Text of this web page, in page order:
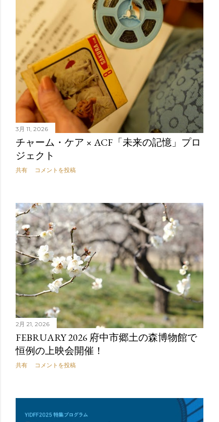
3月 11, 2026
チャーム・ケア × ACF「未来の記憶」プロ
ジェクト
共有 コメントを投稿
2月 21, 2026
FEBRUARY 2026 府中市郷土の森博物館で
恒例の上映会開催！
共有 コメントを投稿